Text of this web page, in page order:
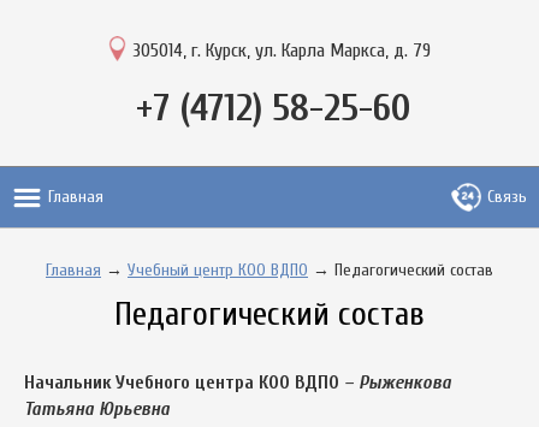
305014, г. Курск, ул. Карла Маркса, д. 79
+7 (4712) 58-25-60
Главная Связь
Главная → Учебный центр КОО ВДПО → Педагогический состав
Педагогический состав
Начальник Учебного центра КОО ВДПО – Рыженкова
Татьяна Юрьевна